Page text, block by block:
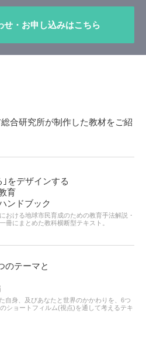
せ・お申し込みはこちら
合研究所が制作した教材をご紹
｣をデザインする
育
ンドブック
おける地球市民育成のための教育手法解説・
冊にまとめた教科横断型テキスト。
のテーマと
自身、及びあなたと世界のかかわりを、6つ
ショートフィルム(視点)を通して考えるテキ